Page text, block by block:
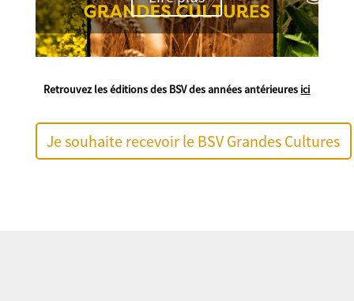
Retrouvez les éditions des BSV des années antérieures ici
Je souhaite recevoir le BSV Grandes Cultures